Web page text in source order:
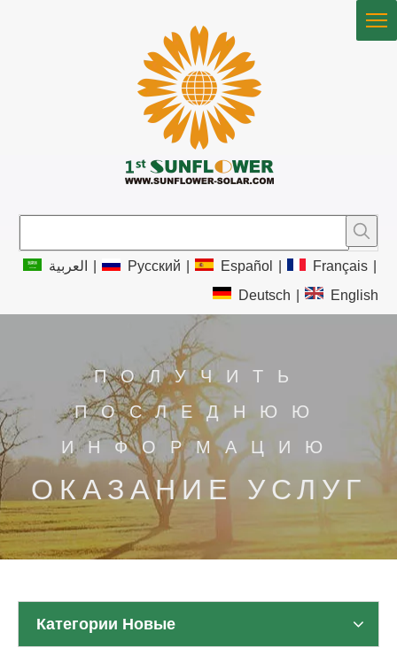
العربية Pусский Español Français
Deutsch
English
ПОЛУЧИТЬ
ПОСЛЕДНЮЮ
ИНФОРМАЦИЮ
ОКАЗАНИЕ УСЛУГ
Категории Новые